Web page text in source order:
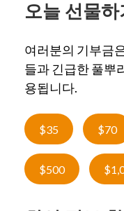
오늘 선물하
여러분의 기부금
들과 긴급한 풀뿌
용됩니다.
$35 $70
$500